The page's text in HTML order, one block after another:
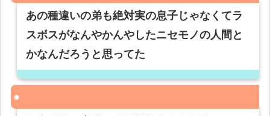
あの種違いの弟も絶対実の息子じゃなくてラ
スボスがなんやかんやしたニセモノの人間と
かなんだろうと思ってた